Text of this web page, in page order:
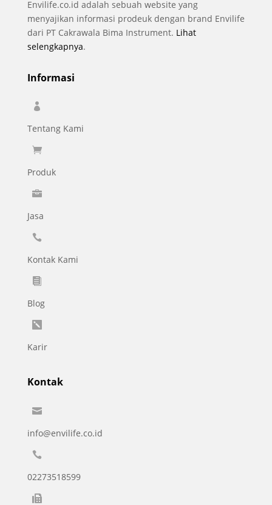
Envilife.co.id adalah sebuah website yang
menyajikan informasi prodeuk dengan brand Envilife
dari PT Cakrawala Bima Instrument. Lihat
selengkapnya.
Informasi

Tentang Kami

Produk

Jasa

Kontak Kami

Blog

Karir
Kontak

info@envilife.co.id

02273518599
